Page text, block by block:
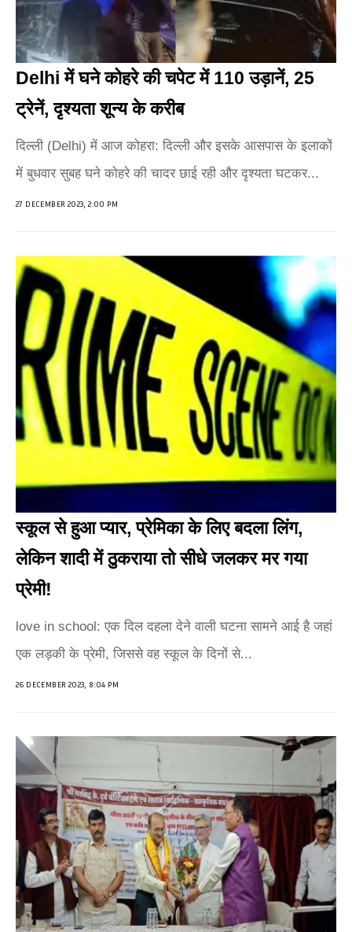
Delhi में घने कोहरे की चपेट में 110 उड़ानें, 25
ट्रेनें, दृश्यता शून्य के करीब
दिल्ली (Delhi) में आज कोहरा: दिल्ली और इसके आसपास के इलाकों
में बुधवार सुबह घने कोहरे की चादर छाई रही और दृश्यता घटकर...
27 DECEMBER 2023, 2:00 PM
स्कूल से हुआ प्यार, प्रेमिका के लिए बदला लिंग,
लेकिन शादी में ठुकराया तो सीधे जलकर मर गया
प्रेमी!
love in school: एक दिल दहला देने वाली घटना सामने आई है जहां
एक लड़की के प्रेमी, जिससे वह स्कूल के दिनों से...
26 DECEMBER 2023, 8:04 PM